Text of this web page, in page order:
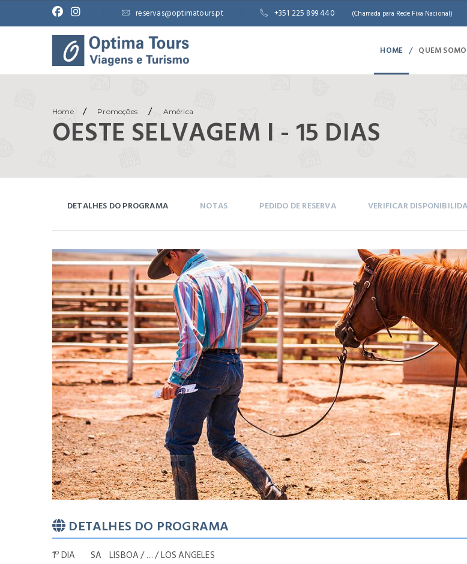
reservas@optimatours.pt +351 225 899 440 (Chamada para Rede Fixa Nacional)
HOME / QUEM
Home / Promoções / América
OESTE SELVAGEM I - 15 DIAS
DETALHES DO PROGRAMA NOTAS PEDIDO DE RESERVA VERIFICAR
DETALHES DO PROGRAMA
1º DIA SA LISBOA / … / LOS ANGELES